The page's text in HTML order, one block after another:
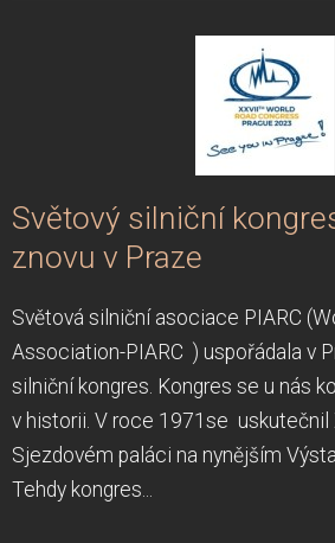
Světový silniční
znovu v Praze
Světová silniční asociace PIARC
Association-PIARC ) uspořádala v
silniční kongres. Kongres se u nás
v historii. V roce 1971se uskutečnil
Sjezdovém paláci na nynějším
Tehdy kongres...